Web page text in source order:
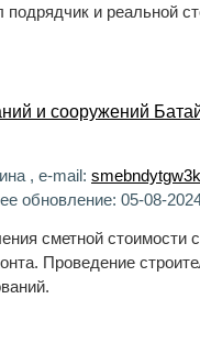
и реальной
и сооружений
, e-mail:
обновление: 05-08-
сметной стоимости
Проведение